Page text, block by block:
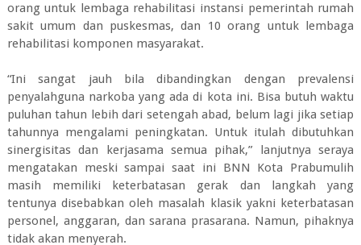
orang untuk lembaga rehabilitasi instansi pemerintah rumah
sakit umum dan puskesmas, dan 10 orang untuk lembaga
rehabilitasi komponen masyarakat.
“Ini sangat jauh bila dibandingkan dengan prevalensi
penyalahguna narkoba yang ada di kota ini. Bisa butuh waktu
puluhan tahun lebih dari setengah abad, belum lagi jika setiap
tahunnya mengalami peningkatan. Untuk itulah dibutuhkan
sinergisitas dan kerjasama semua pihak,” lanjutnya seraya
mengatakan meski sampai saat ini BNN Kota Prabumulih
masih memiliki keterbatasan gerak dan langkah yang
tentunya disebabkan oleh masalah klasik yakni keterbatasan
personel, anggaran, dan sarana prasarana. Namun, pihaknya
tidak akan menyerah.